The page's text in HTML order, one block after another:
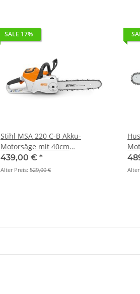
SALE 17%
Stihl MSA 220 C-B Akku-
Motorsäge mit 40cm
(Grundgerät)
439,00 € *
Alter Preis: 529,00 €